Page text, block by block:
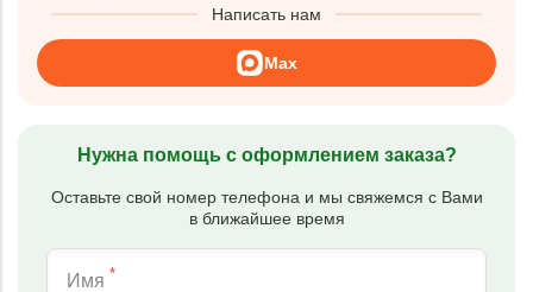
Написать нам
Max
Нужна помощь с оформлением заказа?
Оставьте свой номер телефона и мы свяжемся с Вами
в ближайшее время
Имя *